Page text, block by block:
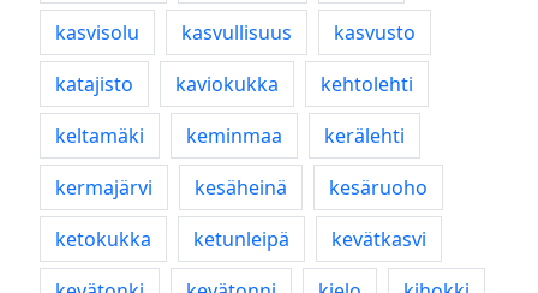
kasvisolu
kasvullisuus
kasvusto
katajisto
kaviokukka
kehtolehti
keltamäki
keminmaa
kerälehti
kermajärvi
kesäheinä
kesäruoho
ketokukka
ketunleipä
kevätkasvi